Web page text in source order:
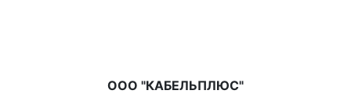
ООО "КАБЕЛЬПЛЮС"